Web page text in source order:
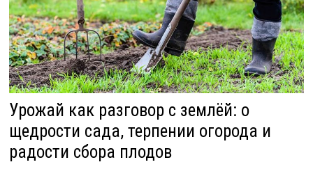
Урожай как разговор с землёй: о
щедрости сада, терпении огорода и
радости сбора плодов